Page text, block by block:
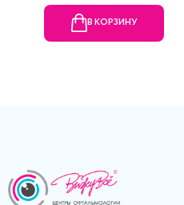
В КОРЗИНУ